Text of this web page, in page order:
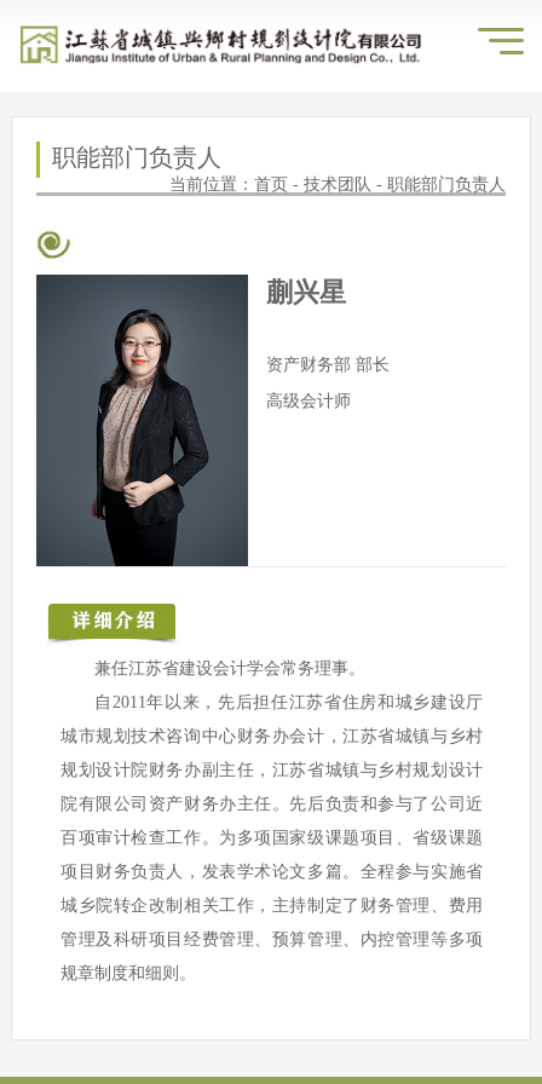
职能部门负责人
当前位置：首页 -技术团队 -职能部门负责人
蒯兴星
资产财务部 部长
高级会计师
兼任江苏省建设会计学会常务理事。
自2011年以来，先后担任江苏省住房和城乡建设厅
城市规划技术咨询中心财务办会计，江苏省城镇与乡村
规划设计院财务办副主任，江苏省城镇与乡村规划设计
院有限公司资产财务办主任。先后负责和参与了公司近
百项审计检查工作。为多项国家级课题项目、省级课题
项目财务负责人，发表学术论文多篇。全程参与实施省
城乡院转企改制相关工作，主持制定了财务管理、费用
管理及科研项目经费管理、预算管理、内控管理等多项
规章制度和细则。